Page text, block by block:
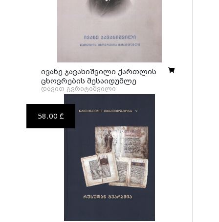
ივანე ჯავახიშვილი ქართლის
ცხოვრების მესაიდუმლე
დავით გვრიტიშვილი
58.00 ₾